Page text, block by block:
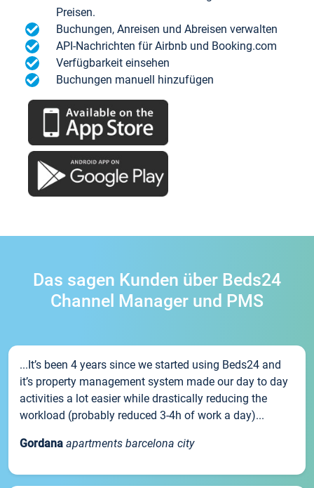
Preisen.
Buchungen, Anreisen und Abreisen verwalten
API-Nachrichten für Airbnb und Booking.com
Verfügbarkeit einsehen
Buchungen manuell hinzufügen
Das sagen Kunden über Beds24
Channel Manager und PMS
...It’s been 4 years since we started using Beds24 and
it’s property management system made our day to day
activities a lot easier while drastically reducing the
workload (probably reduced 3-4h of work a day)...
Gordana apartments barcelona city